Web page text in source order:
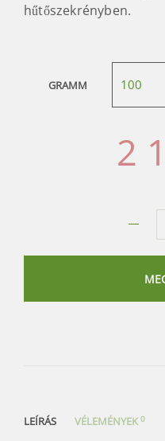
hűtőszekrényben.
GRAMM
2
LEÍRÁS VÉLEMÉNYEK0